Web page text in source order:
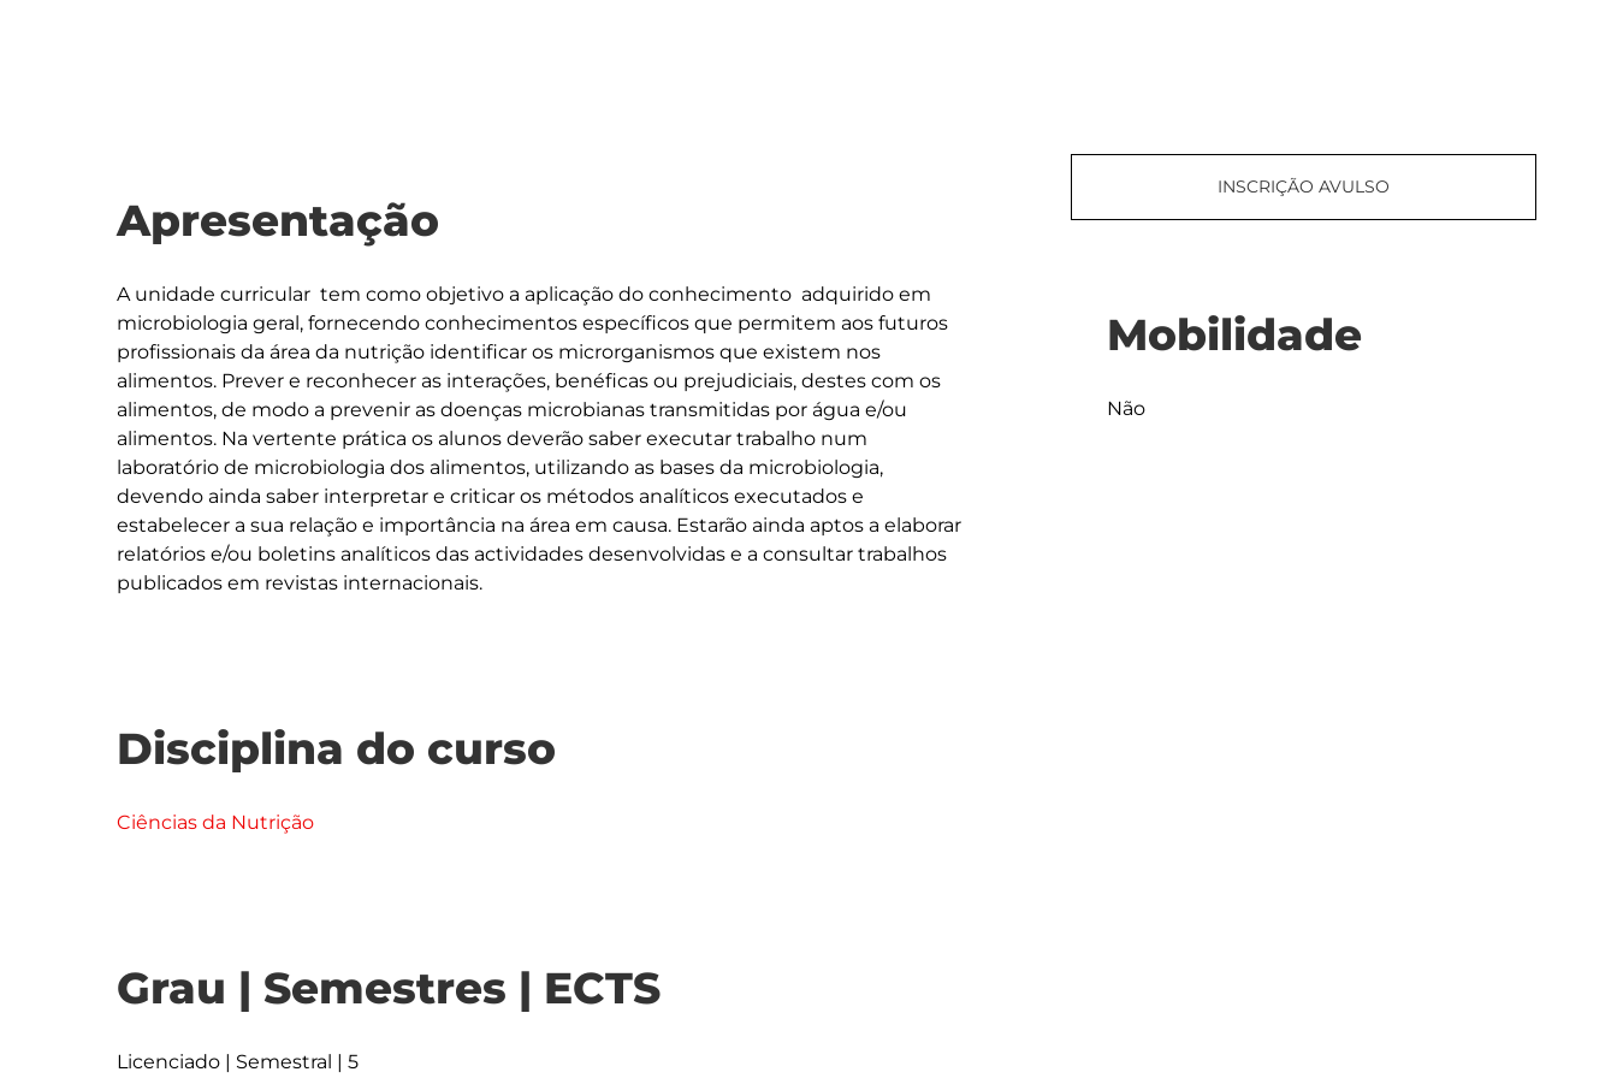
Apresentação
A unidade curricular  tem como objetivo a aplicação do conhecimento  adquirido em
microbiologia geral, fornecendo conhecimentos específicos que permitem aos futuros
profissionais da área da nutrição identificar os microrganismos que existem nos
alimentos. Prever e reconhecer as interações, benéficas ou prejudiciais, destes com os
alimentos, de modo a prevenir as doenças microbianas transmitidas por água e/ou
alimentos. Na vertente prática os alunos deverão saber executar trabalho num
laboratório de microbiologia dos alimentos, utilizando as bases da microbiologia,
devendo ainda saber interpretar e criticar os métodos analíticos executados e
estabelecer a sua relação e importância na área em causa. Estarão ainda aptos a elaborar
relatórios e/ou boletins analíticos das actividades desenvolvidas e a consultar trabalhos
Disciplina do curso
Ciências da Nutrição
Grau | Semestres | ECTS
Licenciado | Semestral | 5
INSCRIÇÃO AVULSO
Mobilidade
Não